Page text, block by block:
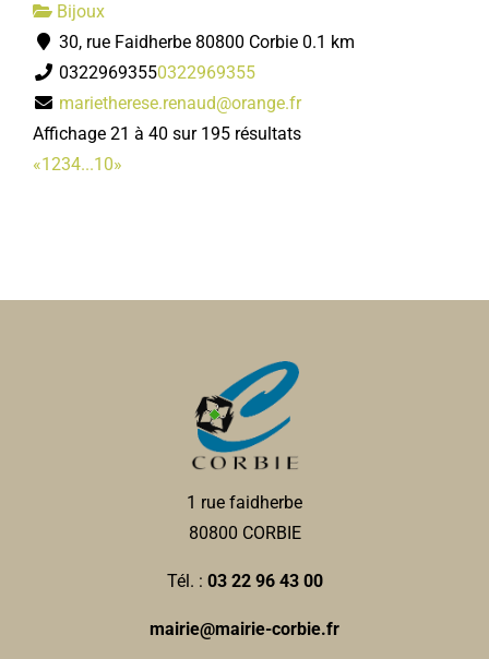
Bijoux
30, rue Faidherbe 80800 Corbie 0.1 km
03229693550322969355
marietherese.renaud@orange.fr
Affichage 21 à 40 sur 195 résultats
«1234...10»
1 rue faidherbe
80800 CORBIE
Tél. : 03 22 96 43 00
mairie@mairie-corbie.fr